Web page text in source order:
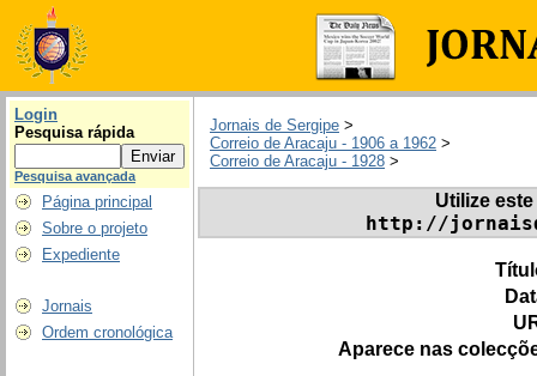
Login
Pesquisa rápida
Pesquisa avançada
Página principal
Sobre o projeto
Expediente
Jornais
Ordem cronológica
Jornais de Sergipe >
Correio de Aracaju - 1906 a 1962 >
Correio de Aracaju - 1928 >
Utilize
http://
Aparece nas